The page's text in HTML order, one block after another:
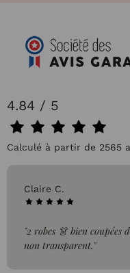
4.84 / 5
Calculé à partir de 2565
Claire C.
"2 robes 👗 bien coupées
non transparent."